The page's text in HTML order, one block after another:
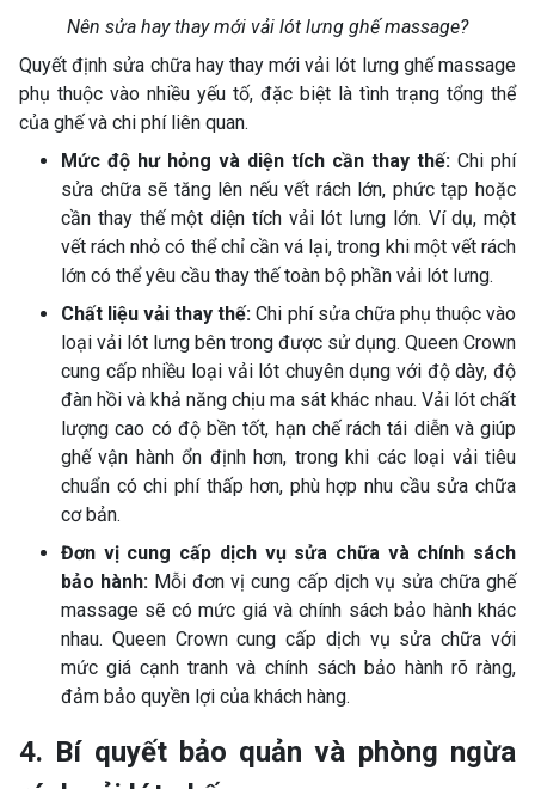
Nên sửa hay thay mới vải lót lưng ghế massage?
Quyết định sửa chữa hay thay mới vải lót lưng ghế massage
phụ thuộc vào nhiều yếu tố, đặc biệt là tình trạng tổng thể
của ghế và chi phí liên quan.
Mức độ hư hỏng và diện tích cần thay thế: Chi phí
sửa chữa sẽ tăng lên nếu vết rách lớn, phức tạp hoặc
cần thay thế một diện tích vải lót lưng lớn. Ví dụ, một
vết rách nhỏ có thể chỉ cần vá lại, trong khi một vết rách
lớn có thể yêu cầu thay thế toàn bộ phần vải lót lưng.
Chất liệu vải thay thế: Chi phí sửa chữa phụ thuộc vào
loại vải lót lưng bên trong được sử dụng. Queen Crown
cung cấp nhiều loại vải lót chuyên dụng với độ dày, độ
đàn hồi và khả năng chịu ma sát khác nhau. Vải lót chất
lượng cao có độ bền tốt, hạn chế rách tái diễn và giúp
ghế vận hành ổn định hơn, trong khi các loại vải tiêu
chuẩn có chi phí thấp hơn, phù hợp nhu cầu sửa chữa
cơ bản.
Đơn vị cung cấp dịch vụ sửa chữa và chính sách
bảo hành: Mỗi đơn vị cung cấp dịch vụ sửa chữa ghế
massage sẽ có mức giá và chính sách bảo hành khác
nhau. Queen Crown cung cấp dịch vụ sửa chữa với
mức giá cạnh tranh và chính sách bảo hành rõ ràng,
đảm bảo quyền lợi của khách hàng.
4. Bí quyết bảo quản và phòng ngừa